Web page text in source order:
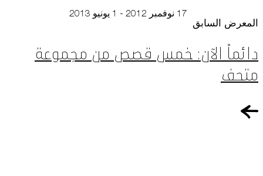
المعرض السابق
دائماً الآن: خمس قصص من مجموعة
متحف
17 نوفمبر 2012 - 1 يونيو 2013